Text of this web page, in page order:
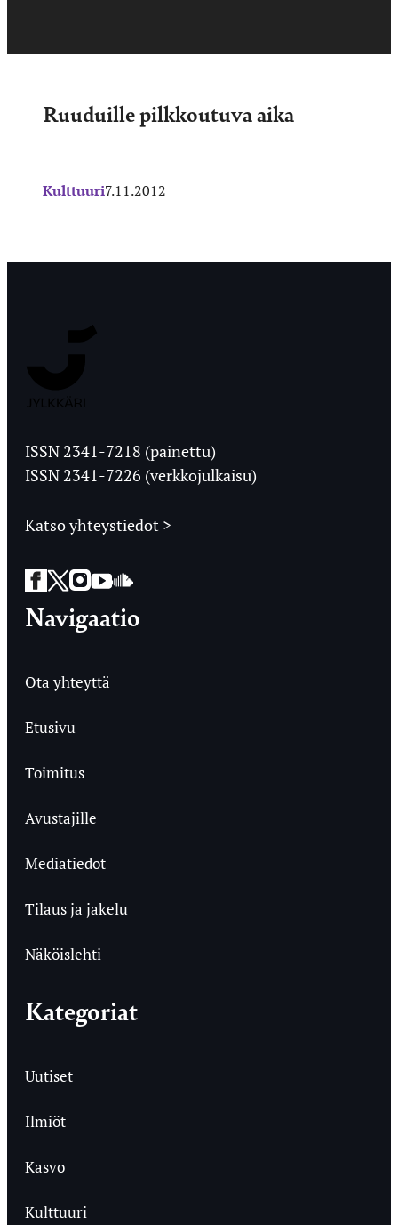
Ruuduille pilkkoutuva aika
Kulttuuri7.11.2012
Ylioppilaslehti
ISSN 2341-7218 (painettu)
ISSN 2341-7226 (verkkojulkaisu)
Katso yhteystiedot >
Facebook
Twitter
Instagram
YouTube
SoundCloud
Navigaatio
Ota yhteyttä
Etusivu
Toimitus
Avustajille
Mediatiedot
Tilaus ja jakelu
Näköislehti
Kategoriat
Uutiset
Ilmiöt
Kasvo
Kulttuuri